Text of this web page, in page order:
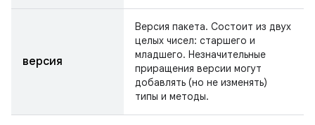
версия
Версия пакета. Состоит из двух
целых чисел: старшего и
младшего. Незначительные
приращения версии могут
добавлять (но не изменять)
типы и методы.